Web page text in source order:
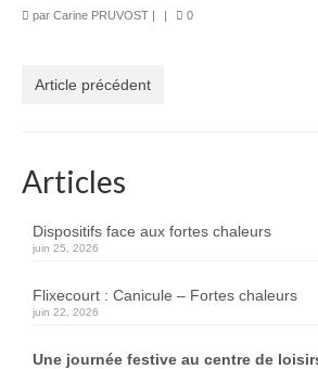
Enfance Jeunesse
par Carine PRUVOST | | 0
Article précédent
Articles
Dispositifs face aux fortes chaleurs
juin 25, 2026
Flixecourt : Canicule – Fortes chaleurs
juin 22, 2026
Une journée festive au centre de